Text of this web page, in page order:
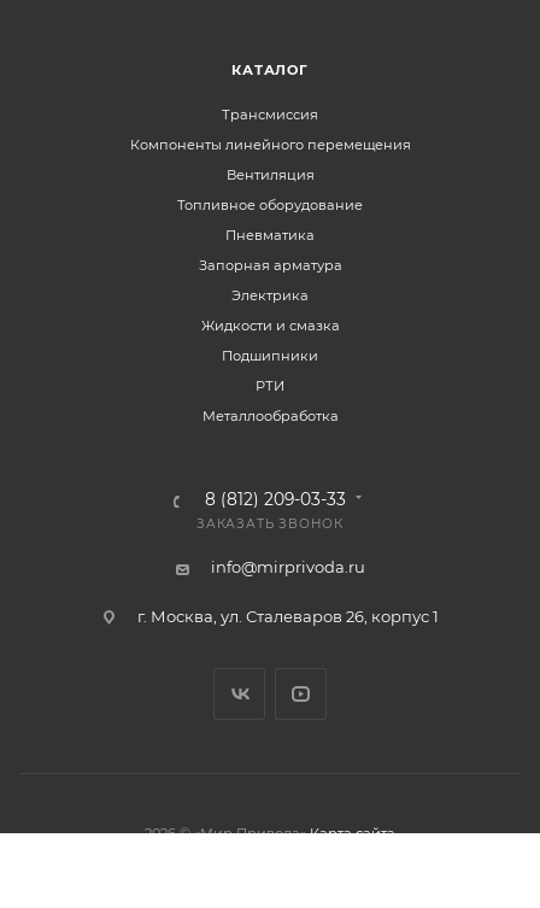
КАТАЛОГ
Трансмиссия
Компоненты линейного перемещения
Вентиляция
Топливное оборудование
Пневматика
Запорная арматура
Электрика
Жидкости и смазка
Подшипники
РТИ
Металлообработка
8 (812) 209-03-33
ЗАКАЗАТЬ ЗВОНОК
info@mirprivoda.ru
г. Москва, ул. Сталеваров 26, корпус 1
2026 © «Мир Привода» Карта сайта